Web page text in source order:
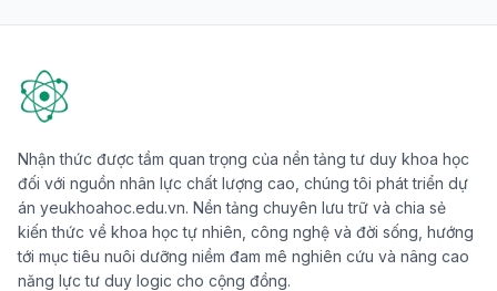
Nhận thức được tầm quan trọng của nền tảng tư duy khoa học
đối với nguồn nhân lực chất lượng cao, chúng tôi phát triển dự
án yeukhoahoc.edu.vn. Nền tảng chuyên lưu trữ và chia sẻ
kiến thức về khoa học tự nhiên, công nghệ và đời sống, hướng
tới mục tiêu nuôi dưỡng niềm đam mê nghiên cứu và nâng cao
năng lực tư duy logic cho cộng đồng.